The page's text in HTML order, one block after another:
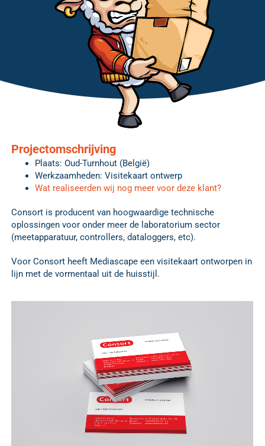
Projectomschrijving
Plaats: Oud-Turnhout (België)
Werkzaamheden: Visitekaart ontwerp
Wat realiseerden wij nog meer voor deze klant?
Consort is producent van hoogwaardige technische
oplossingen voor onder meer de laboratorium sector
(meetapparatuur, controllers, dataloggers, etc).
Voor Consort heeft Mediascape een visitekaart ontworpen in
lijn met de vormentaal uit de huisstijl.